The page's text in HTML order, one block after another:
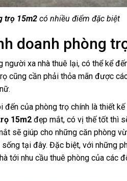
trọ 15m2có nhiều điểm đặc biệt
doanh phòng
xa nhà thuê lại, có thể kể
cũng cần phải thỏa mãn được
của phòng trọ chính là thiết
15m2 đẹp mắt, có vị thế tốt thì
sẽ giúp cho những căn phòng
tại đây. Đặc biệt, với những
tới nhu cầu thuê phòng của các